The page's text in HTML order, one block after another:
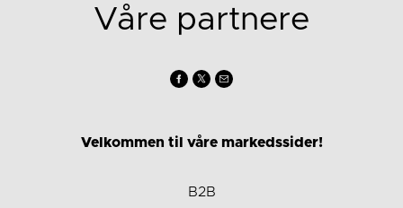
Våre partnere
Velkommen til våre markedssider!
B2B